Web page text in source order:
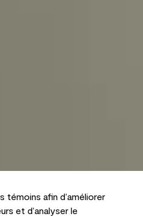
témoins afin d’améliorer
et d’analyser le